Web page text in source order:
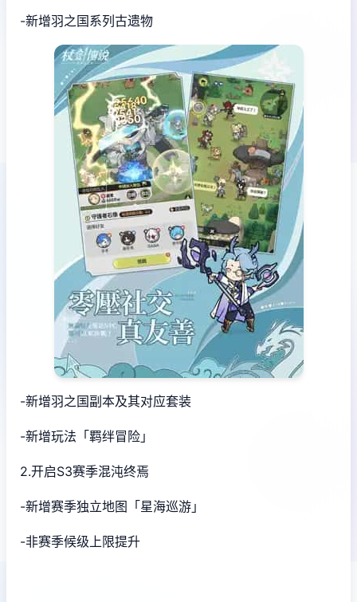
-新增羽之国系列古遗物
-新增羽之国副本及其对应套装
-新增玩法「羁绊冒险」
2.开启S3赛季混沌终焉
-新增赛季独立地图「星海巡游」
-非赛季候级上限提升